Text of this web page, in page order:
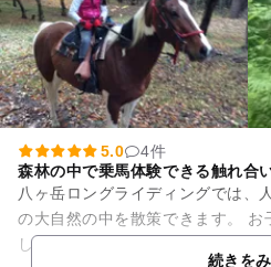
5.0
4件
森林の中で乗馬体験できる触れ合
八ヶ岳ロングライディングでは、
の大自然の中を散策できます。 お
しい馬たちに乗って自然の中を散策して
続きを